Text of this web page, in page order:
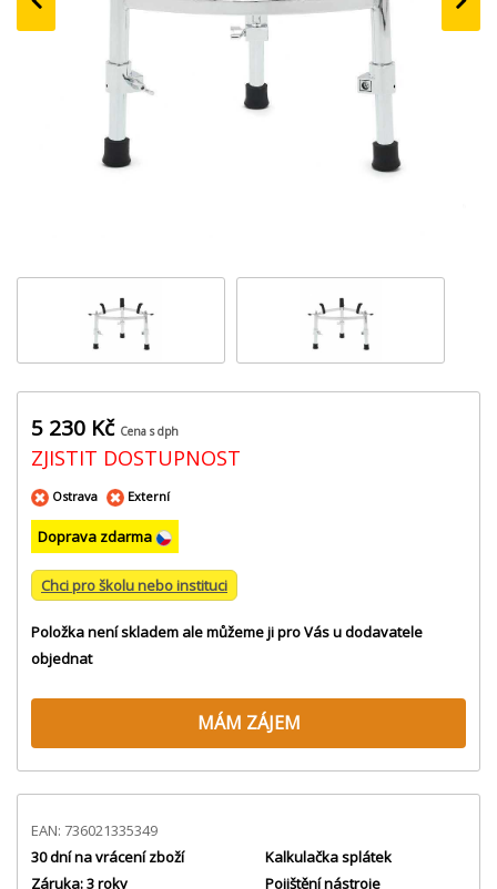
5 230 Kč Cena s dph
ZJISTIT DOSTUPNOST
Ostrava Externí
Doprava zdarma
Chci pro školu nebo instituci
Položka není skladem ale můžeme ji pro Vás u dodavatele
objednat
MÁM ZÁJEM
EAN: 736021335349
30 dní na vrácení zboží
Záruka:3 roky
Kalkulačka splátek
Pojištění nástroje